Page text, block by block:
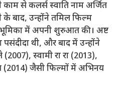
काम से कलर्स स्वाति नाम अर्जित
के बाद, उन्होंने तमिल फिल्म
में अपनी शुरुआत की। अष्ट
थी, और बाद में उन्होंने
स्वामी रा रा (2013),
जैसी फिल्मों में अभिनय